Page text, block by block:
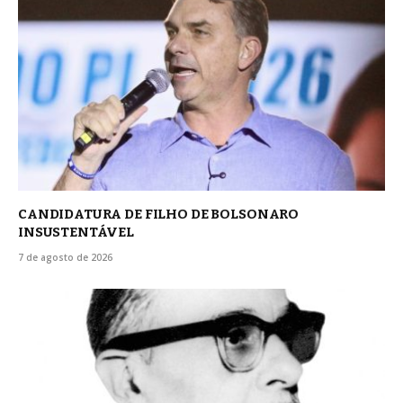
CANDIDATURA DE FILHO DE BOLSONARO
INSUSTENTÁVEL
7 de agosto de 2026